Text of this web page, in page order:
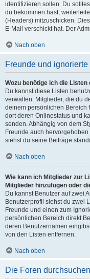
identifizieren sollen. Du
du bekommen hast,
(Headers) mitzuschicken.
E-Mail verschickt hat. Der
Nach oben
Freunde und
Wozu benötige ich die
Du kannst diese Listen
verwalten. Mitglieder, die du
deinem persönlichen Bereich
dort deren Onlinestatus und
senden. Abhängig von dem
Freunde auch
siehst du seine Beiträge
Nach oben
Wie kann ich Mitglieder zur
Mitglieder hinzufügen oder
Du kannst Benutzer auf zwei
Benutzerprofil siehst du zwei
Freunde und einen zum
persönlichen Bereich direkt
deren Benutzernamen
von den Listen entfernen.
Nach oben
Die Foren durchsuchen